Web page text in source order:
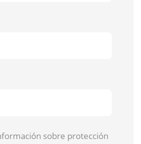
sobre protección